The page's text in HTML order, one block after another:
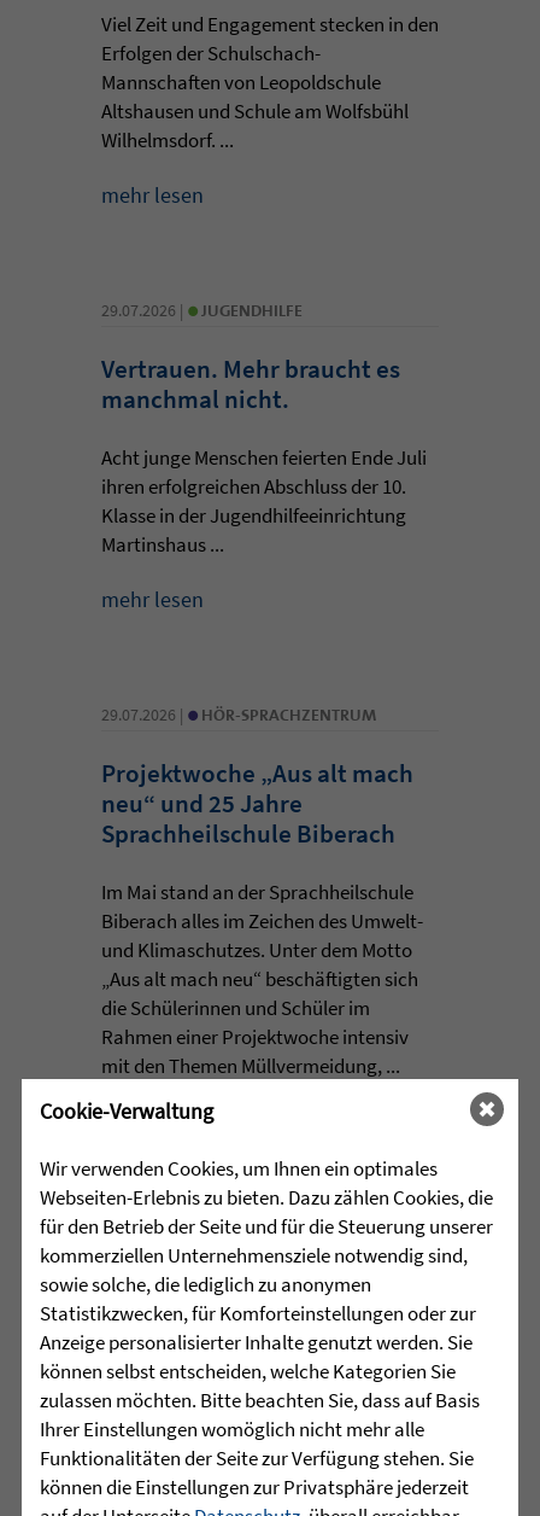
Viel Zeit und Engagement stecken in den
Erfolgen der Schulschach-
Mannschaften von Leopoldschule
Altshausen und Schule am Wolfsbühl
Wilhelmsdorf. ...
mehr lesen
29.07.2026 | • JUGENDHILFE
Vertrauen. Mehr braucht es
manchmal nicht.
Acht junge Menschen feierten Ende Juli
ihren erfolgreichen Abschluss der 10.
Klasse in der Jugendhilfeeinrichtung
Martinshaus ...
mehr lesen
29.07.2026 | • HÖR-SPRACHZENTRUM
Projektwoche „Aus alt mach
neu“ und 25 Jahre
Sprachheilschule Biberach
Im Mai stand an der Sprachheilschule
Biberach alles im Zeichen des Umwelt-
und Klimaschutzes. Unter dem Motto
„Aus alt mach neu“ beschäftigten sich
die Schülerinnen und Schüler im
Rahmen einer Projektwoche intensiv
mit den Themen Müllvermeidung, ...
mehr lesen
29.07.2026 |• HÖR-SPRACHZENTRUM
Mutmurmeln und
Rechenmäuse - auf geht´s in
die Schulzeit
Am Mittwoch, 27.07.26 verabschiedete
das Team des Schulkindergartens der
Leopoldschule in Altshausen die
Vorschüler mit einer bunten und
Cookie-Verwaltung
Wir verwenden Cookies, um Ihnen ein optimales
Webseiten-Erlebnis zu bieten. Dazu zählen Cookies, die
für den Betrieb der Seite und für die Steuerung unserer
kommerziellen Unternehmensziele notwendig sind,
sowie solche, die lediglich zu anonymen
Statistikzwecken, für Komforteinstellungen oder zur
Anzeige personalisierter Inhalte genutzt werden. Sie
können selbst entscheiden, welche Kategorien Sie
zulassen möchten. Bitte beachten Sie, dass auf Basis
Ihrer Einstellungen womöglich nicht mehr alle
Funktionalitäten der Seite zur Verfügung stehen. Sie
können die Einstellungen zur Privatsphäre jederzeit